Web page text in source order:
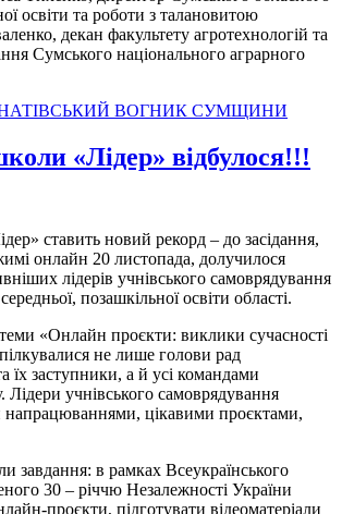
освіти та роботи з талановитою
декан факультету агротехнологій та
Сумського національного аграрного
ВОГНИК СУМЩИНИ
«Лідер» відбулося!!!
ставить новий рекорд – до засідання,
онлайн 20 листопада, долучилося
лідерів учнівського самоврядування
позашкільної освіти області.
«Онлайн проєкти: виклики сучасності
не лише голови рад
їх заступники, а й усі командами
Лідери учнівського самоврядування
напрацюваннями, цікавими проєктами,
завдання: в рамках Всеукраїнського
30 – річчю Незалежності України
проєкти, підготувати відеоматеріали